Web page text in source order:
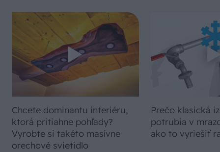
Chcete dominantu interiéru,
ktorá pritiahne pohľady?
Vyrobte si takéto masívne
orechové svietidlo
Prečo klasická
potrubia v
ako to vyriešiť